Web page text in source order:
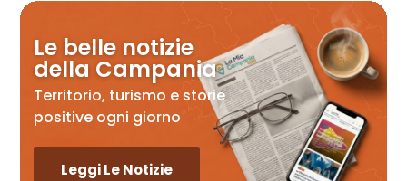
Le belle notizie
della Campania
Territorio, turismo e storie
positive ogni giorno
Leggi Le Notizie